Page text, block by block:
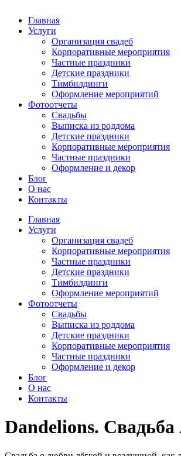
Главная
Услуги
Организация свадеб
Корпоративные мероприятия
Частные праздники
Детские праздники
Тимбилдинги
Оформление мероприятий
Фотоотчеты
Cвадьбы
Выписка из роддома
Детские праздники
Корпоративные мероприятия
Частные праздники
Оформление и декор
Блог
О нас
Контакты
Главная
Услуги
Организация свадеб
Корпоративные мероприятия
Частные праздники
Детские праздники
Тимбилдинги
Оформление мероприятий
Фотоотчеты
Cвадьбы
Выписка из роддома
Детские праздники
Корпоративные мероприятия
Частные праздники
Оформление и декор
Блог
О нас
Контакты
Dandelions.